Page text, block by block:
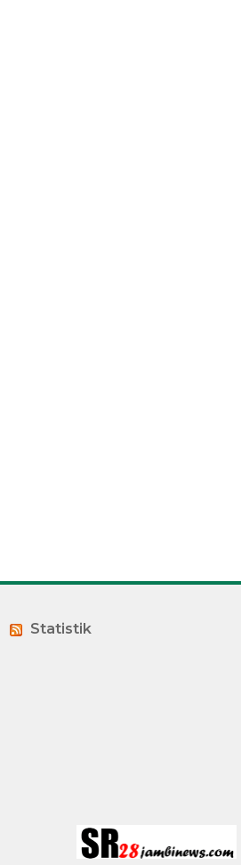
Statistik